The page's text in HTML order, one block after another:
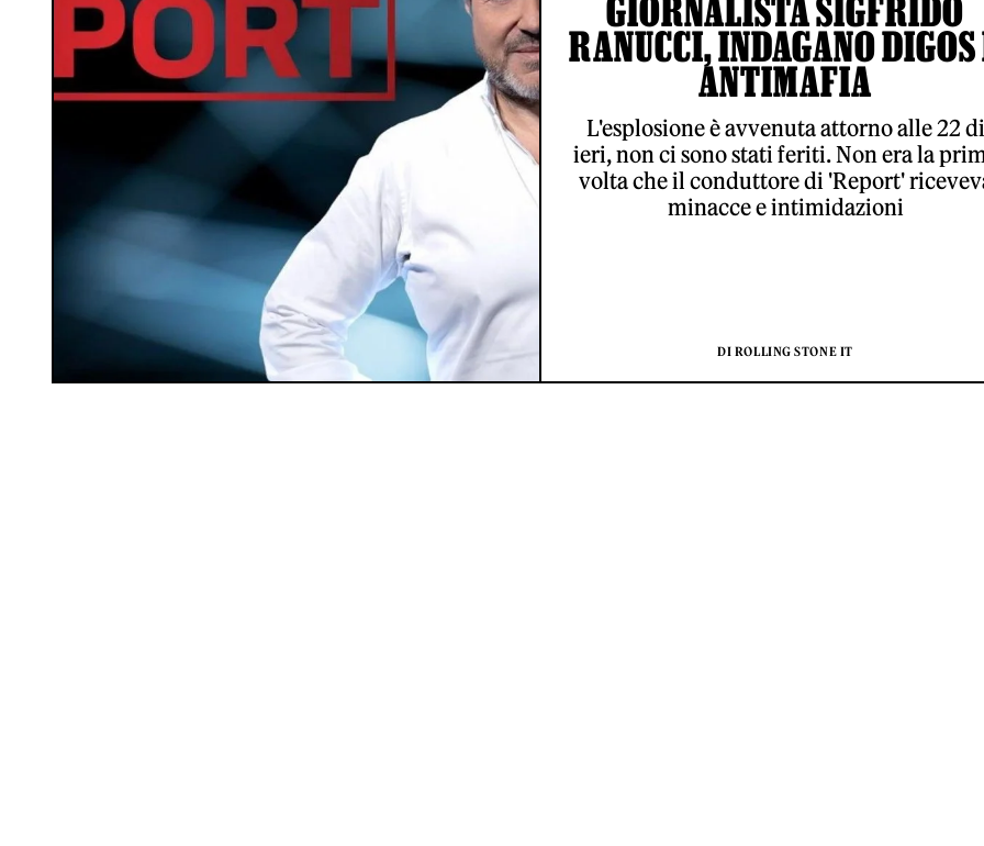
GIORNALISTA SIGFRIDO
RANUCCI, INDAGANO DIGOS
ANTIMAFIA
L'esplosione è avvenuta attorno alle 22 di
ieri, non ci sono stati feriti. Non era la
volta che il conduttore di 'Report'
minacce e intimidazioni
DI ROLLING STONE IT